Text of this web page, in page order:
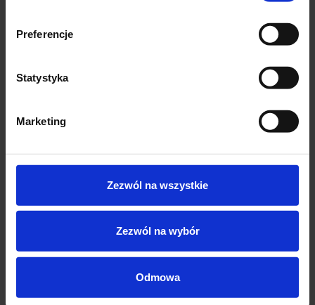
Preferencje
Statystyka
Marketing
Zezwól na wszystkie
Zezwól na wybór
Odmowa